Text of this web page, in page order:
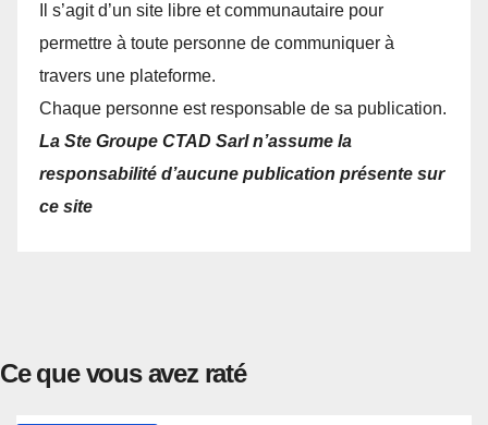
Il s’agit d’un site libre et communautaire pour
permettre à toute personne de communiquer à
travers une plateforme.
Chaque personne est responsable de sa publication.
La Ste Groupe CTAD Sarl n’assume la
responsabilité d’aucune publication présente sur
ce site
Ce que vous avez raté